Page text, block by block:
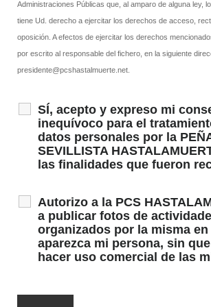
Administraciones Públicas que, al amparo de alguna ley,
tiene Ud. derecho a ejercitar los derechos de acceso,
oposición. A efectos de ejercitar los derechos
por escrito al responsable del fichero, en la siguiente
presidente@pcshastalmuerte.net.
SÍ, acepto y expreso mi
inequívoco para el
datos personales por la
SEVILLISTA
las finalidades que fueron
Autorizo a la PCS
a publicar fotos de
organizados por la misma
aparezca mi persona, sin
hacer uso comercial de las